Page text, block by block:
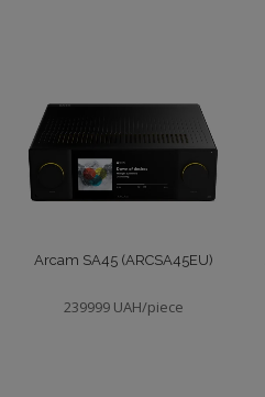
Arcam SA45 (ARCSA45EU)
239999 UAH/piece